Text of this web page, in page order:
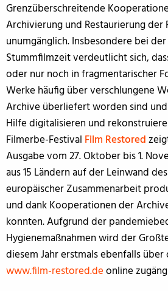
Grenzüberschreitende
Archivierung und Restaurierung der
unumgänglich. Insbesondere bei
Stummfilmzeit verdeutlicht sich,
oder nur noch in fragmentarischer
Werke häufig über verschlungene
Archive überliefert worden sind
Hilfe digitalisieren und
Filmerbe-Festival Film Restored
Ausgabe vom 27. Oktober bis 1.
aus 15 Ländern auf der Leinwand
europäischer Zusammenarbeit
und dank Kooperationen der
konnten. Aufgrund der
Hygienemaßnahmen wird der
diesem Jahr erstmals ebenfalls
www.film-restored.deonline